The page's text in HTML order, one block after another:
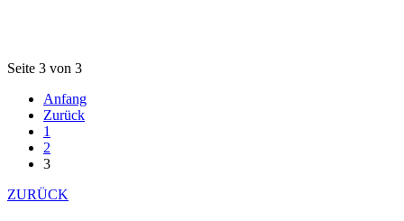
Seite 3 von 3
Anfang
Zurück
1
2
3
ZURÜCK